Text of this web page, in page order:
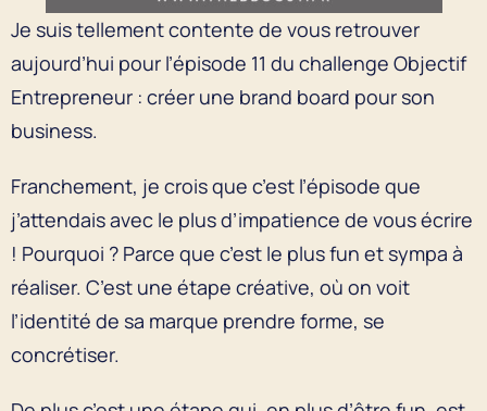
Je suis tellement contente de vous retrouver
aujourd’hui pour l’épisode 11 du challenge Objectif
Entrepreneur : créer une brand board pour son
business.
Franchement, je crois que c’est l’épisode que
j’attendais avec le plus d’impatience de vous écrire
! Pourquoi ? Parce que c’est le plus fun et sympa à
réaliser. C’est une étape créative, où on voit
l’identité de sa marque prendre forme, se
concrétiser.